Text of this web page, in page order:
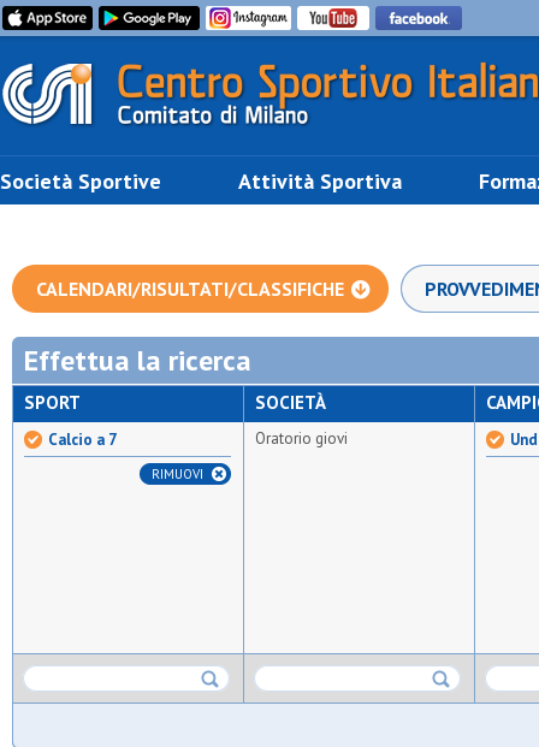
Società Sportive Attività Sportiva
CALENDARI/RISULTATI/CLASSIFICHE
Effettua la ricerca
SPORT
Calcio a 7
RIMUOVI
SOCIETÀ
Oratorio giovi